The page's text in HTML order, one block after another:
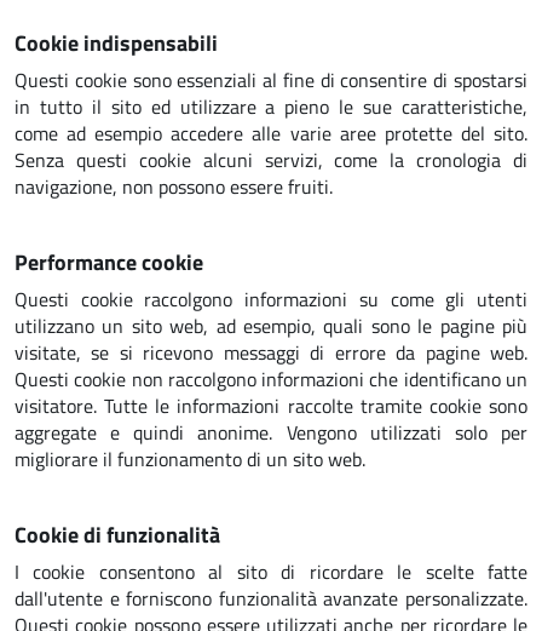
Cookie indispensabili
Questi cookie sono essenziali al fine di consentire di spostarsi
in tutto il sito ed utilizzare a pieno le sue caratteristiche,
come ad esempio accedere alle varie aree protette del sito.
Senza questi cookie alcuni servizi, come la cronologia di
navigazione, non possono essere fruiti.
Performance cookie
Questi cookie raccolgono informazioni su come gli utenti
utilizzano un sito web, ad esempio, quali sono le pagine più
visitate, se si ricevono messaggi di errore da pagine web.
Questi cookie non raccolgono informazioni che identificano un
visitatore. Tutte le informazioni raccolte tramite cookie sono
aggregate e quindi anonime. Vengono utilizzati solo per
migliorare il funzionamento di un sito web.
Cookie di funzionalità
I cookie consentono al sito di ricordare le scelte fatte
dall'utente e forniscono funzionalità avanzate personalizzate.
Questi cookie possono essere utilizzati anche per ricordare le